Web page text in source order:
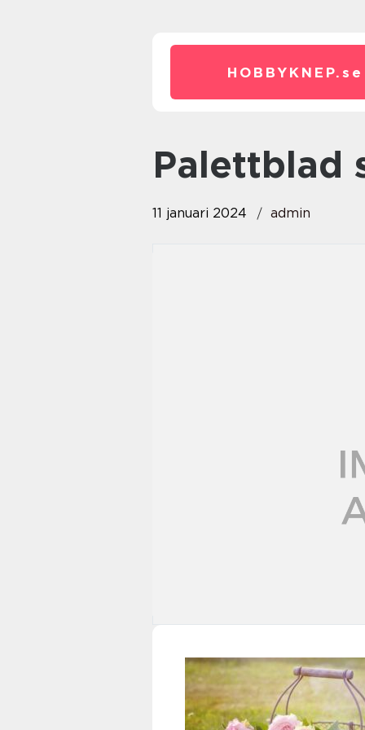
HOBBYKNEP. se
11 januari 2024 admin